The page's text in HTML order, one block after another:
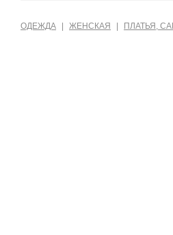
ОДЕЖДА ЖЕНСКАЯ ПЛАТЬЯ,